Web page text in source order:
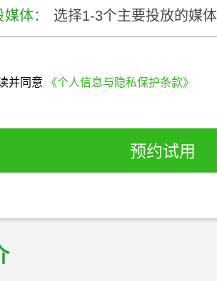
体： 选择1-3个主要投放的媒
并同意 《个人信息与隐私保护条款》
预约试用